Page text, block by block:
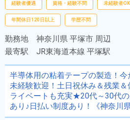
経験者優遇 資格・経験不問 未経験者OK
年間休日120日以上 学歴不問
勤務地 神奈川県 平塚市 周辺
最寄駅 JR東海道本線 平塚駅
半導体用の粘着テープの製造！今
未経験歓迎！土日祝休み＆残業
ライベートも充実★20代～30代
あり♪日払い制度あり！《神奈川